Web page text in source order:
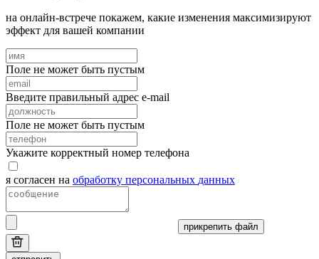
на онлайн-встрече покажем, какие изменения максимизируют
эффект для вашей компании
Поле не может быть пустым
Введите правильный адрес e-mail
Поле не может быть пустым
Укажите корректный номер телефона
я согласен на обработку персональных данных
прикрепить файл